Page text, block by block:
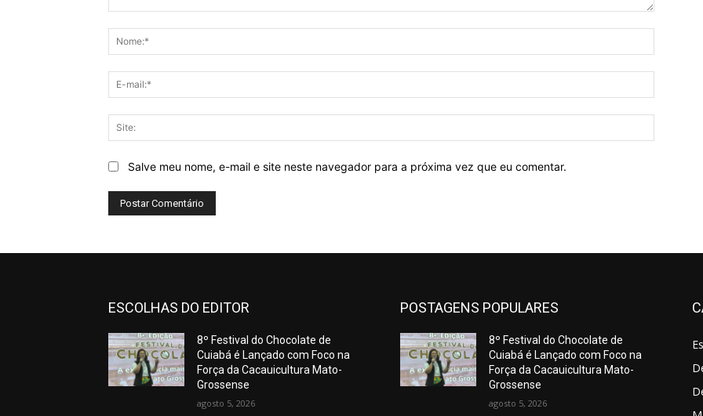
mail:*
Salve meu nome, e-mail e site neste navegador para a próxima vez que eu comentar.
ESCOLHAS DO EDITOR
8º Festival do Chocolate de
Cuiabá é Lançado com Foco na
Força da Cacauicultura Mato-
Grossense
agosto 5, 2026
POSTAGENS POPULARES
8º Festival do Chocolate de
Cuiabá é Lançado com Foco na
Força da Cacauicultura Mato-
Grossense
agosto 5, 2026